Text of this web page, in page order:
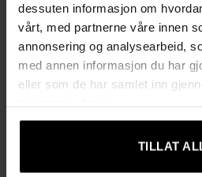
dessuten informasjon om
vårt, med partnerne våre innen
annonsering og analysearbeid,
med annen informasjon du har
eller som de har samlet inn
TILLAT
✔ Universell passform –
sikker montering på de fleste
✔ Romslig kapasitet – 5 liter med
innerlommer for organisert
✔ Vanntett materiale – beskytter
bedre synlighet i mørket